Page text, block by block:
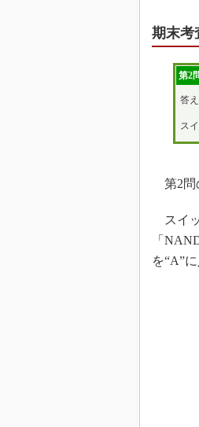
期末考
第2
答え
ス
第2問
スイ
「
を“A”